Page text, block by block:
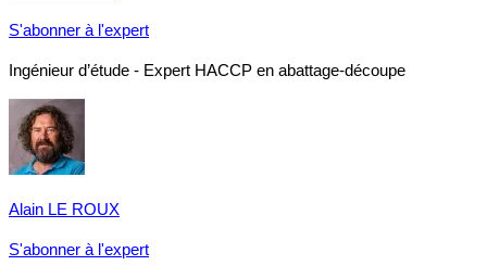
S'abonner à l'expert
Ingénieur d’étude - Expert HACCP en abattage-découpe
Alain LE ROUX
S'abonner à l'expert